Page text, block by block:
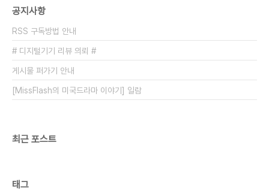
공지사항
RSS 구독방법 안내
# 디지털기기 리뷰 의뢰 #
게시물 퍼가기 안내
[MissFlash의 미국드라마 이야기] 일람
최근 포스트
태그